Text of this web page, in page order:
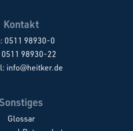
Kontakt
0511 98930-0
0511 98930-22
info@heitker.de
Glossar